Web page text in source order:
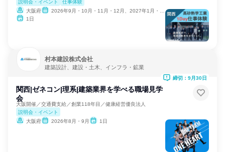
説明会・イベント
仕事体験
大阪府
2026年9月・10月・11月・12月、2027年1月・2月
1日
村本建設株式会社
建築設計、建設・土木、インフラ・鉱業
関西|ゼネコン|理系|建築業界を学べる職場見学
会
大阪開催／交通費支給／創業118年目／健康経営優良法人
説明会・イベント
大阪府
2026年8月・9月 1日
締切：9月30日